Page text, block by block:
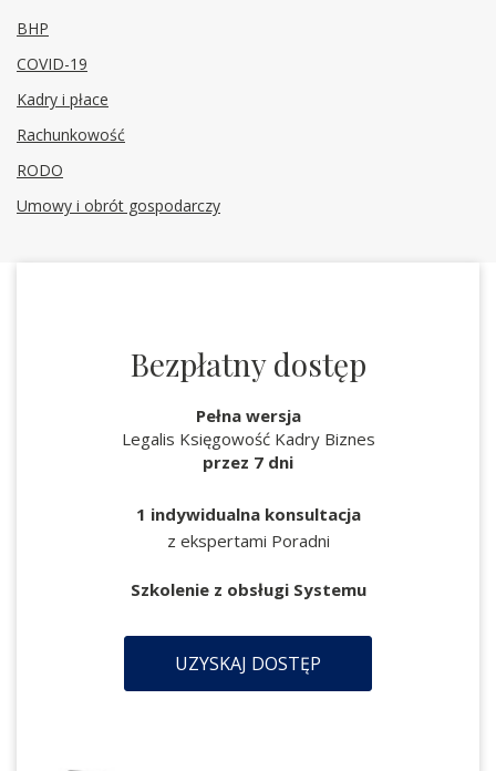
BHP
COVID-19
Kadry i płace
Rachunkowość
RODO
Umowy i obrót gospodarczy
Bezpłatny dostęp
Pełna wersja
Legalis Księgowość Kadry Biznes
przez 7 dni
1 indywidualna konsultacja
z ekspertami Poradni
Szkolenie z obsługi Systemu
UZYSKAJ DOSTĘP